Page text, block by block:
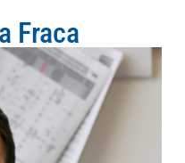
Fraca